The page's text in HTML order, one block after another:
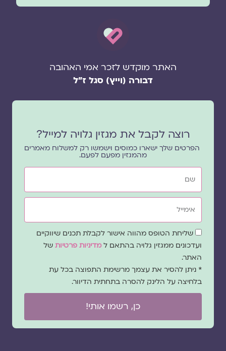
האתר מוקדש לזכר אמי האהובה
דבורה (וייץ) סגל ז"ל
רוצה לקבל את מגזין גלויה למייל?
הפרטים שלך ישארו כמוסים וישמשו רק למשלוח מאמרים
מהמגזין מפעם לפעם.
שם
אימייל
שדה
הסכמה
שליחת הטופס מהווה אישור לקבלת תכנים שיווקיים
ועדכונים ממגזין גלויה בהתאם ל מדיניות פרטיותשל
האתר.
* ניתן להסיר את עצמך מרשימת התפוצה בכל עת
בלחיצה על הלינק להסרה בתחתית הדיוור.
כן, רשמו אותי!